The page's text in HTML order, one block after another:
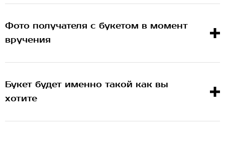
Фото получателя с букетом в момент
вручения
Букет будет именно такой как вы
хотите